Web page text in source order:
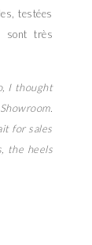
testées
sont très
I thought
for sales
the heels